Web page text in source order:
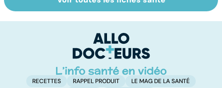
Tout savoir sur
les infections
Covid-19 : tout
savoir sur la
RECETTES RAPPEL PRODUIT
LE MAG DE LA SANTÉ